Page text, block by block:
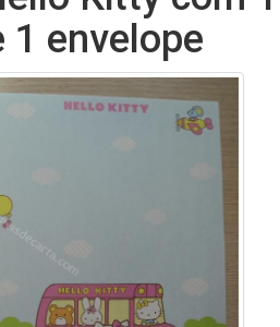
1 envelope